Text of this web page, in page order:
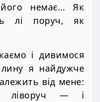
немає… Як
лі поруч, як
і дивимося
я найдужче
від мене:
ліворуч — і